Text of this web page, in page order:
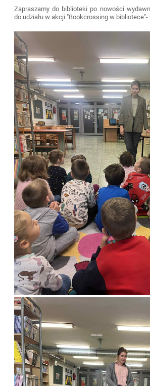
Zapraszamy do biblioteki po nowości
do udziału w akcji "Bookcrossing w